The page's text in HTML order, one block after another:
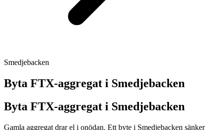
Smedjebacken
Byta FTX-aggregat i Smedjebacken
Byta FTX-aggregat i Smedjebacken
Gamla aggregat drar el i onödan. Ett byte i Smedjebacken sänker